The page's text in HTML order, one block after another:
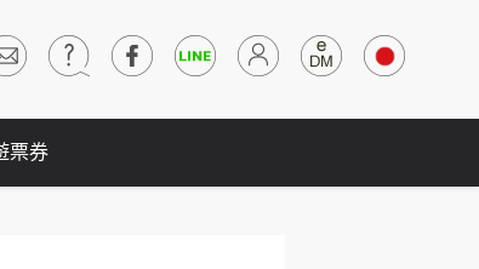
票券